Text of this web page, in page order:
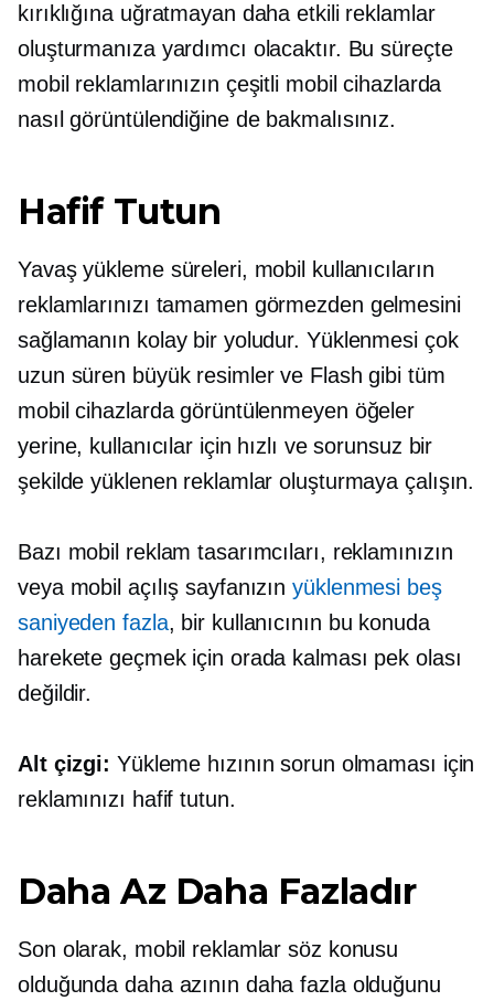
kırıklığına uğratmayan daha etkili reklamlar
oluşturmanıza yardımcı olacaktır. Bu süreçte
mobil reklamlarınızın çeşitli mobil cihazlarda
nasıl görüntülendiğine de bakmalısınız.
Hafif Tutun
Yavaş yükleme süreleri, mobil kullanıcıların
reklamlarınızı tamamen görmezden gelmesini
sağlamanın kolay bir yoludur. Yüklenmesi çok
uzun süren büyük resimler ve Flash gibi tüm
mobil cihazlarda görüntülenmeyen öğeler
yerine, kullanıcılar için hızlı ve sorunsuz bir
şekilde yüklenen reklamlar oluşturmaya çalışın.
Bazı mobil reklam tasarımcıları, reklamınızın
veya mobil açılış sayfanızınyüklenmesi beş
saniyeden fazla, bir kullanıcının bu konuda
harekete geçmek için orada kalması pek olası
değildir.
Alt çizgi: Yükleme hızının sorun olmaması için
reklamınızı hafif tutun.
Daha Az Daha Fazladır
Son olarak, mobil reklamlar söz konusu
olduğunda daha azının daha fazla olduğunu